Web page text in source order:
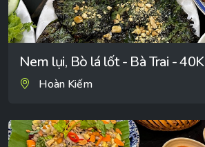
Nem lụi, Bò lá lốt - Bà Trai - 40K
Hoàn Kiếm